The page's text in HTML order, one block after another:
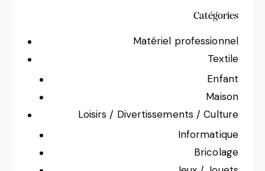
Catégories
Matériel professionnel
Textile
Enfant
Maison
Loisirs / Divertissements / Culture
Informatique
Bricolage